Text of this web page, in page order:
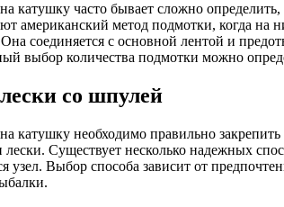
катушку часто бывает сложно
американский метод подмотки, когда на
соединяется с основной лентой и
выбор количества подмотки можно
со шпулей
катушку необходимо правильно
лески. Существует несколько надежных
узел. Выбор способа зависит от